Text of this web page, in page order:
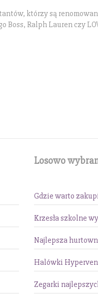
którzy są
Boss, Ralph Lauren czy
Losowo
Gdzie warto
Krzesła szkolne
Najlepsza
Halówki
Zegarki